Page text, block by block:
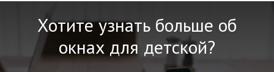
Хотите узнать больше об
окнах для детской?